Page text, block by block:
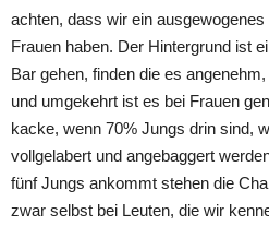
achten, dass wir ein
Frauen haben. Der Hintergrund ist
Bar gehen, finden die es
und umgekehrt ist es bei Frauen
kacke, wenn 70% Jungs drin sind,
vollgelabert und angebaggert
fünf Jungs ankommt stehen die
zwar selbst bei Leuten, die wir